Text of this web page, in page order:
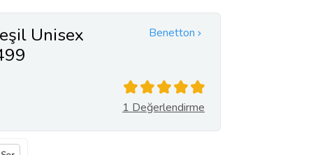
Benetton
Unisex
1 Değerlendirme